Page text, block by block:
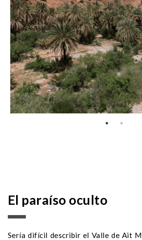
El paraíso oculto
Sería difícil describir el Valle de Ait